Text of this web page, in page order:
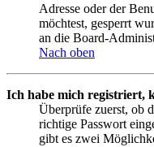
Adresse oder der
möchtest, gesperrt
an die Board-
Nach oben
Ich habe mich registriert,
Überprüfe zuerst, ob
richtige Passwort
gibt es zwei